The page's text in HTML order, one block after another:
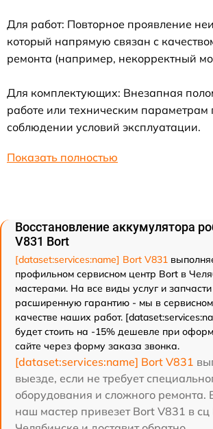
Для работ: Повторное проявление
который напрямую связан с
ремонта (например, некорректный
Для комплектующих: Внезапная
работе или техническим параметрам
соблюдении условий эксплуатации.
Показать полностью
Восстановление аккумулятора
V831 Bort
[dataset:services:name] Bort V831
профильном сервисном центр Bort в
мастерами. На все виды услуг и
расширенную гарантию - мы в
качестве наших работ.
будет стоить на -15% дешевле при
сайте через форму заказа звонка.
[dataset:services:name] Bort V831
выезде, если не требует
оборудования и сложного ремонта.
наш мастер привезет Bort V831 в сц